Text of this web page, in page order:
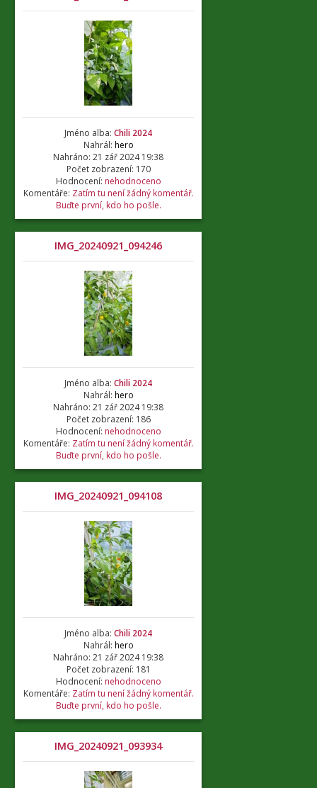
Jméno alba: Chili 2024
Nahrál: hero
Nahráno: 21 zář 2024 19:38
Počet zobrazení: 170
Hodnocení: nehodnoceno
Komentáře: Zatím tu není žádný komentář.
Buďte první, kdo ho pošle.
IMG_20240921_094246
Jméno alba: Chili 2024
Nahrál: hero
Nahráno: 21 zář 2024 19:38
Počet zobrazení: 186
Hodnocení: nehodnoceno
Komentáře: Zatím tu není žádný komentář.
Buďte první, kdo ho pošle.
IMG_20240921_094108
Jméno alba: Chili 2024
Nahrál: hero
Nahráno: 21 zář 2024 19:38
Počet zobrazení: 181
Hodnocení: nehodnoceno
Komentáře: Zatím tu není žádný komentář.
Buďte první, kdo ho pošle.
IMG_20240921_093934